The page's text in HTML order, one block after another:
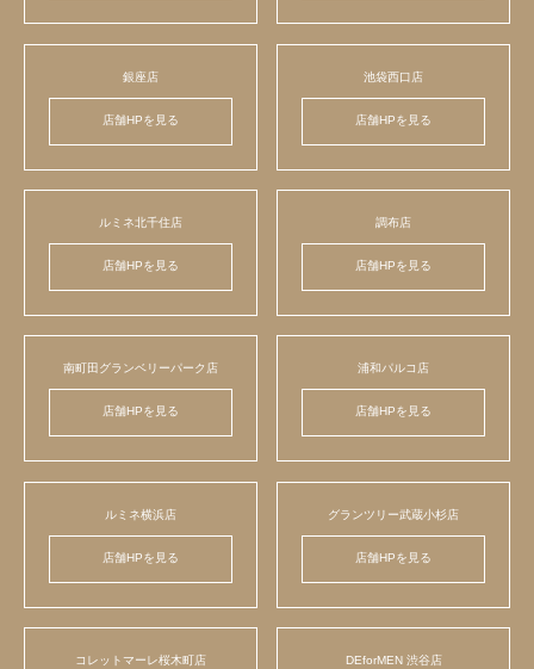
銀座店
店舗HPを見る
池袋西口店
店舗HPを見る
ルミネ北千住店
店舗HPを見る
調布店
店舗HPを見る
南町田グランベリーパーク店
店舗HPを見る
浦和パルコ店
店舗HPを見る
ルミネ横浜店
店舗HPを見る
グランツリー武蔵小杉店
店舗HPを見る
コレットマーレ桜木町店 DEforMEN 渋谷店